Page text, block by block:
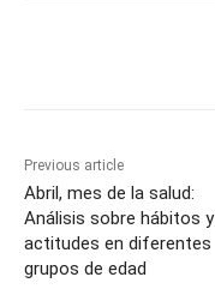
Previous article
Abril, mes de la salud:
Análisis sobre hábitos y
actitudes en diferentes
grupos de edad